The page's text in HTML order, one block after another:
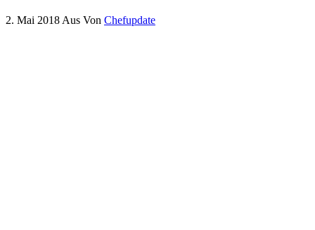
2. Mai 2018 Aus Von Chefupdate